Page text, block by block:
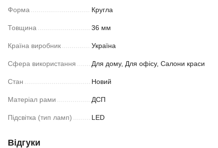
Форма Кругла
Товщина 36 мм
Країна виробник Україна
Сфера використання Для дому, Для офісу, Салони краси
Стан Новий
Матеріал рами ДСП
Підсвітка (тип ламп) LED
Відгуки